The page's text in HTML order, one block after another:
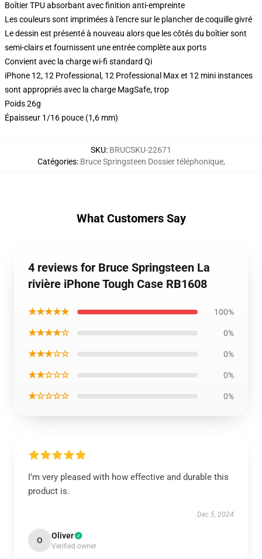
Boîtier TPU absorbant avec finition anti-empreinte
Les couleurs sont imprimées à l'encre sur le plancher de coquille givré
Le dessin est présenté à nouveau alors que les côtés du boîtier sont
semi-clairs et fournissent une entrée complète aux ports
Convient avec la charge wi-fi standard Qi
iPhone 12, 12 Professional, 12 Professional Max et 12 mini instances
sont appropriés avec la charge MagSafe, trop
Poids 26g
Épaisseur 1/16 pouce (1,6 mm)
SKU: BRUCSKU-22671
Catégories: Bruce Springsteen Dossier téléphonique,
What Customers Say
4 reviews for Bruce Springsteen La
rivière iPhone Tough Case RB1608
★★★★★ 100%
★★★★☆ 0%
★★★☆☆ 0%
★★☆☆☆ 0%
★☆☆☆☆ 0%
I’m very pleased with how effective and durable this
product is.
Dec 5, 2024
O Oliver
Verified owner